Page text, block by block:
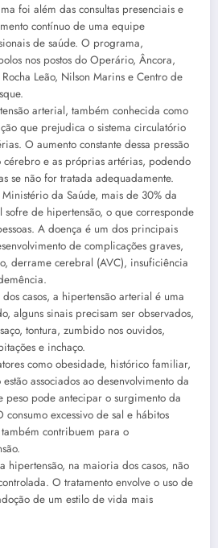
foi além das consultas presenciais e
contínuo de uma equipe
de saúde. O programa,
nos postos do Operário, Âncora,
Leão, Nilson Marins e Centro de
arterial, também conhecida como
que prejudica o sistema circulatório
O aumento constante dessa pressão
cérebro e as próprias artérias, podendo
se não for tratada adequadamente.
da Saúde, mais de 30% da
de hipertensão, o que corresponde
A doença é um dos principais
de complicações graves,
derrame cerebral (AVC), insuficiência
casos, a hipertensão arterial é uma
alguns sinais precisam ser observados,
tontura, zumbido nos ouvidos,
e inchaço.
como obesidade, histórico familiar,
associados ao desenvolvimento da
peso pode antecipar o surgimento da
excessivo de sal e hábitos
contribuem para o
hipertensão, na maioria dos casos, não
O tratamento envolve o uso de
de um estilo de vida mais